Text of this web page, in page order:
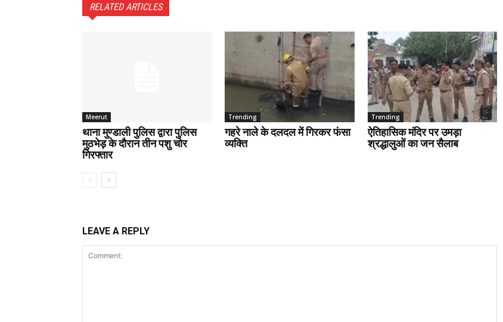
RELATED ARTICLES
Meerut
थाना मुण्डाली पुलिस द्वारा पुलिस
मुठभेड़ के दौरान तीन पशु चोर
गिरफ्तार
Trending
गहरे नाले के दलदल में गिरकर फंसा
व्यक्ति
Trending
ऐतिहासिक मंदिर पर उमड़ा
श्रद्धालुओं का जन सैलाब
LEAVE A REPLY